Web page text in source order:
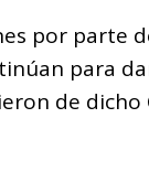
por parte
para
de